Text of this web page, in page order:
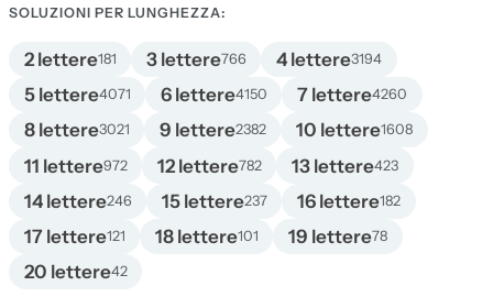
SOLUZIONI PER LUNGHEZZA:
2 lettere181 3 lettere766 4 lettere3194
5 lettere4071 6 lettere4150 7 lettere4260
8 lettere3021 9 lettere2382 10 lettere1608
11 lettere972 12 lettere782 13 lettere423
14 lettere246 15 lettere237 16 lettere182
17 lettere121 18 lettere101 19 lettere78
20 lettere42